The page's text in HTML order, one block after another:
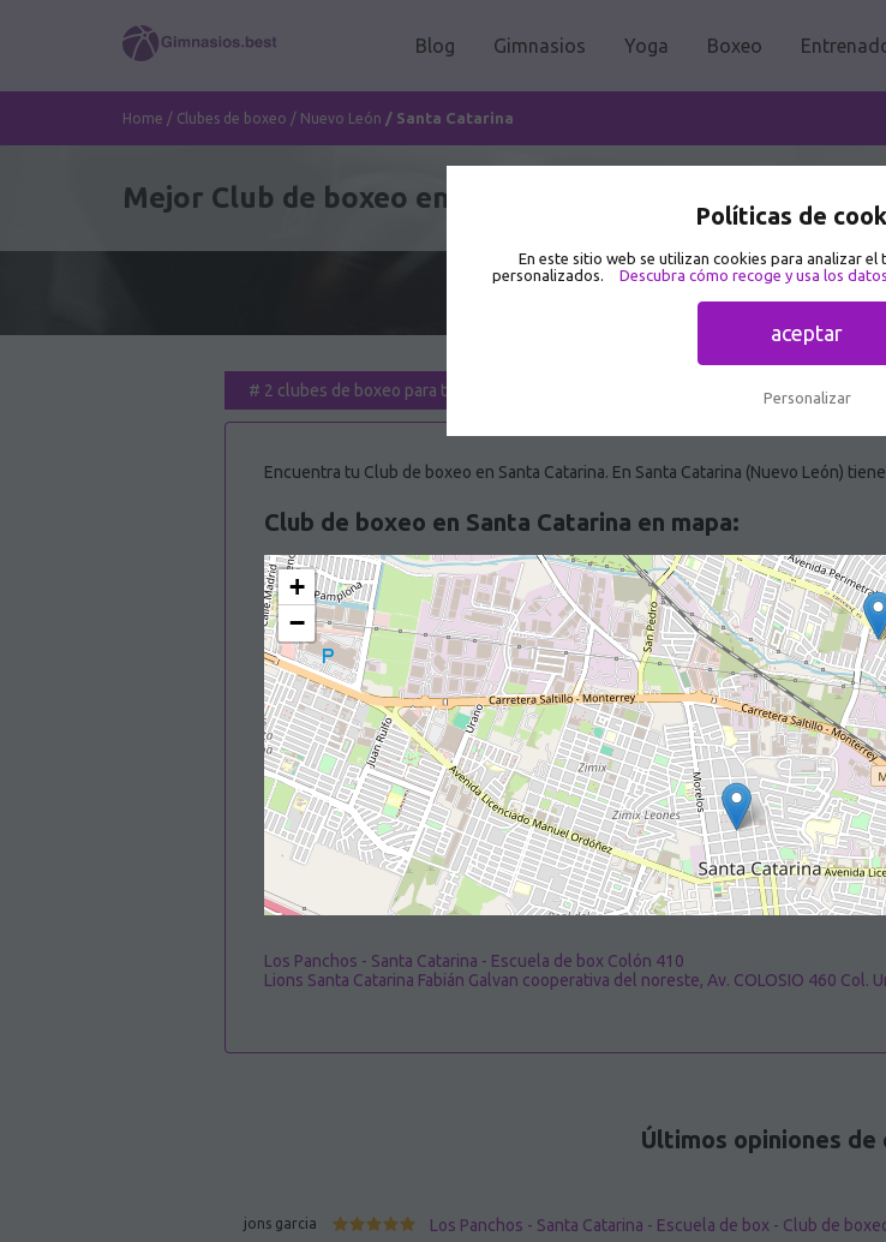
Políticas de
En este sitio web se utilizan cookies para analizar
personalizados.
Descubra cómo recoge y usa los
aceptar
Personalizar
Blog Gimnasios Yoga Boxeo
Home / Clubes de boxeo / Nuevo León / Santa Catarina
Mejor Club de boxeo en Santa Catarina 🥇
# 2 clubes de boxeo para ti
Encuentra tu Club de boxeo en Santa Catarina. En Santa Catarina (Nuevo León)
Club de boxeo en Santa Catarina en mapa:
+
−
Los Panchos - Santa Catarina - Escuela de box Colón 410
Lions Santa Catarina Fabián Galvan cooperativa del noreste, Av. COLOSIO 460 Col.
Últimos opiniones de
jons garcia Los Panchos - Santa Catarina - Escuela de box - Club de